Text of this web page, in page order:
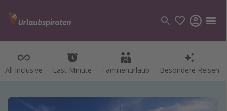
All Inclusive Last Minute Familienurlaub Besondere Reisen
Kategorien